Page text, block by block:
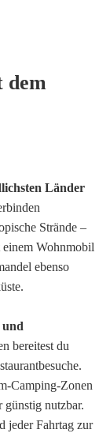
dem
Länder
Strände –
Wohnmobil
ebenso
bereitest du
Camping-Zonen
günstig nutzbar.
jeder Fahrtag zur